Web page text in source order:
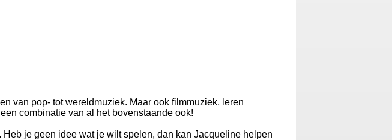
van pop- tot wereldmuziek. Maar ook filmmuziek, leren
combinatie van al het bovenstaande ook!
je geen idee wat je wilt spelen, dan kan Jacqueline helpen